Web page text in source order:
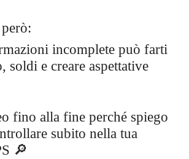
incomplete può farti
soldi e creare aspettative
fino alla fine perché spiego
subito nella tua
🔎